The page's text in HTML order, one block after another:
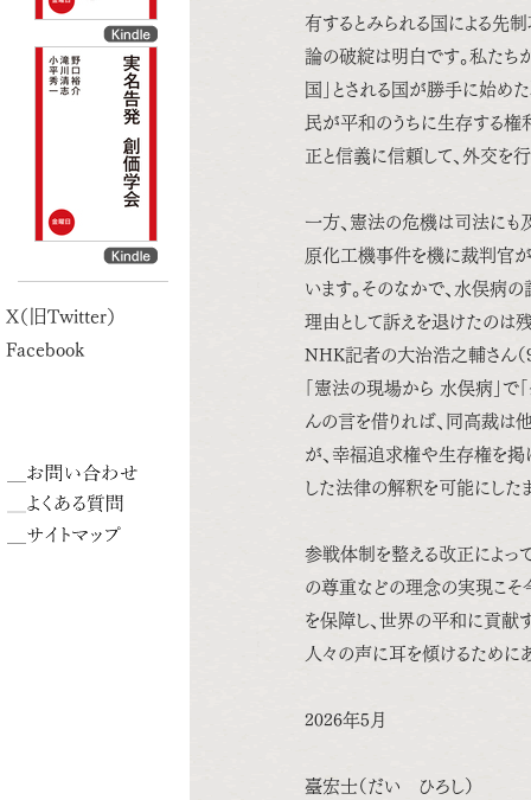
有するとみられる国による先
論の破綻は明白です。私たち
国」とされる国が勝手に始め
民が平和のうちに生存する権
正と信義に信頼して、外交を
一方、憲法の危機は司法にも
原化工機事件を機に裁判官
います。そのなかで、水俣病
理由として訴えを退けたのは
NHK記者の大治浩之輔さん（
「憲法の現場から 水俣病」で
んの言を借りれば、同高裁は
が、幸福追求権や生存権を掲
した法律の解釈を可能にした
参戦体制を整える改正によっ
の尊重などの理念の実現こそ
を保障し、世界の平和に貢献
人々の声に耳を傾けるために
2026年5月
臺宏士（だい ひろし）
X（旧Twitter）
Facebook